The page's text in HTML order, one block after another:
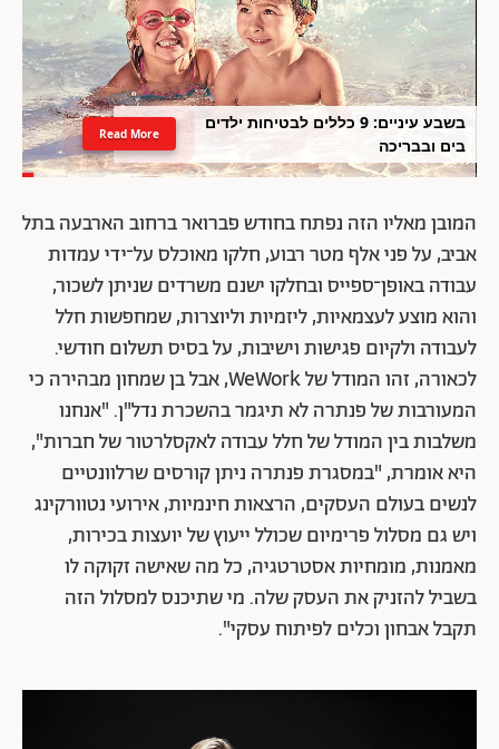
בשבע עיניים: 9 כללים לבטיחות ילדים
בים ובבריכה
Read More
המובן מאליו הזה נפתח בחודש פברואר ברחוב הארבעה בתל
אביב, על פני אלף מטר רבוע, חלקו מאוכלס על־ידי עמדות
עבודה באופן־ספייס ובחלקו ישנם משרדים שניתן לשכור,
והוא מוצע לעצמאיות, ליזמיות וליוצרות, שמחפשות חלל
לעבודה ולקיום פגישות וישיבות, על בסיס תשלום חודשי.
לכאורה, זהו המודל של WeWork, אבל בן שמחון מבהירה כי
המעורבות של פנתרה לא תיגמר בהשכרת נדל"ן. "אנחנו
משלבות בין המודל של חלל עבודה לאקסלרטור של חברות",
היא אומרת, "במסגרת פנתרה ניתן קורסים שרלוונטיים
לנשים בעולם העסקים, הרצאות חינמיות, אירועי נטוורקינג
ויש גם מסלול פרימיום שכולל ייעוץ של יועצות בכירות,
מאמנות, מומחיות אסטרטגיה, כל מה שאישה זקוקה לו
בשביל להזניק את העסק שלה. מי שתיכנס למסלול הזה
תקבל אבחון וכלים לפיתוח עסקי".